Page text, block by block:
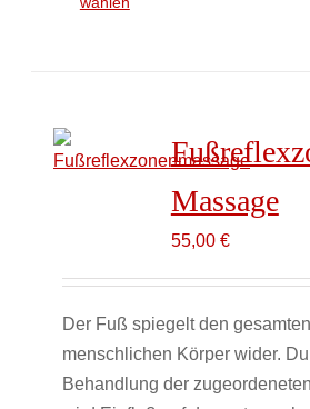
Die
Optionen
können
auf
der
gewählt
werden
Massage
55,00 €
Der Fuß spiegelt den gesamten
menschlichen Körper wider.
Behandlung der